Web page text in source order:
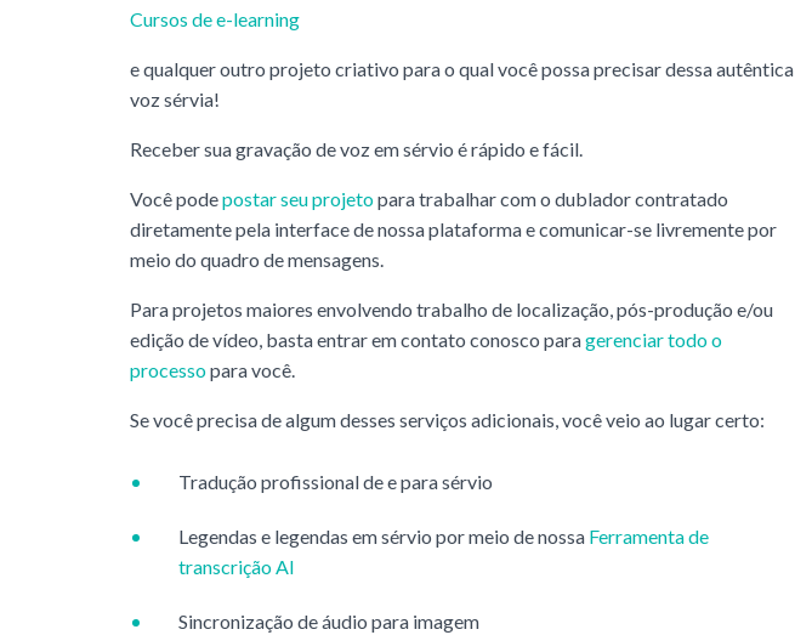
Cursos de e-learning
e qualquer outro projeto criativo para o qual você possa precisar dessa autêntica
voz sérvia!
Receber sua gravação de voz em sérvio é rápido e fácil.
Você podepostar seu projetopara trabalhar com o dublador contratado
diretamente pela interface de nossa plataforma e comunicar-se livremente por
meio do quadro de mensagens.
Para projetos maiores envolvendo trabalho de localização, pós-produção e/ou
edição de vídeo, basta entrar em contato conosco paragerenciar todo o
processopara você.
Se você precisa de algum desses serviços adicionais, você veio ao lugar certo:
Tradução profissional de e para sérvio
Legendas e legendas em sérvio por meio de nossa Ferramenta de
transcrição AI
Sincronização de áudio para imagem